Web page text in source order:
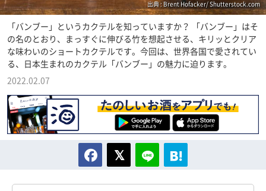
出典 : Brent Hofacker/ Shutterstock.com
「バンブー」というカクテルを知っていますか？ 「バンブー」はそ
の名のとおり、まっすぐに伸びる竹を想起させる、キリッとクリア
な味わいのショートカクテルです。今回は、世界各国で愛されてい
る、日本生まれのカクテル「バンブー」の魅力に迫ります。
2022.02.07